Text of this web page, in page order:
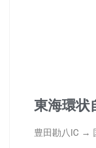
東海環状
豊田勘八IC →